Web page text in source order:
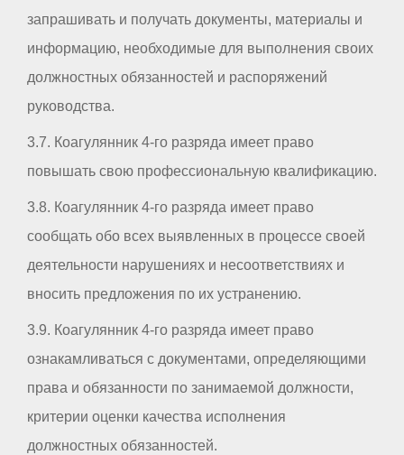
запрашивать и получать документы, материалы и
информацию, необходимые для выполнения своих
должностных обязанностей и распоряжений
руководства.
3.7. Коагулянник 4-го разряда имеет право
повышать свою профессиональную квалификацию.
3.8. Коагулянник 4-го разряда имеет право
сообщать обо всех выявленных в процессе своей
деятельности нарушениях и несоответствиях и
вносить предложения по их устранению.
3.9. Коагулянник 4-го разряда имеет право
ознакамливаться с документами, определяющими
права и обязанности по занимаемой должности,
критерии оценки качества исполнения
должностных обязанностей.